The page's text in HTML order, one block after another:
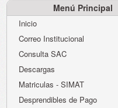
Menú Principal
Inicio
Correo Institucional
Consulta SAC
Descargas
Matriculas - SIMAT
Desprendibles de Pago